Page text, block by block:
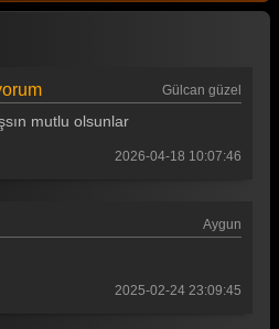
Gülcan güzel
mutlu olsunlar
2026-04-18 10:07:46
Aygun
2025-02-24 23:09:45